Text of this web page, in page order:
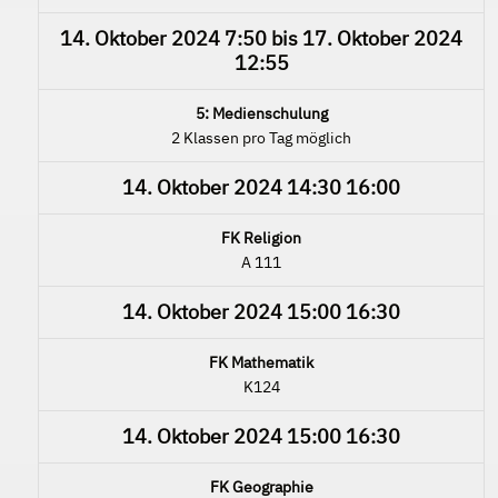
14. Oktober 2024 7:50 bis 17. Oktober 2024
12:55
5: Medienschulung
2 Klassen pro Tag möglich
14. Oktober 2024 14:30 16:00
FK Religion
A 111
14. Oktober 2024 15:00 16:30
FK Mathematik
K124
14. Oktober 2024 15:00 16:30
FK Geographie